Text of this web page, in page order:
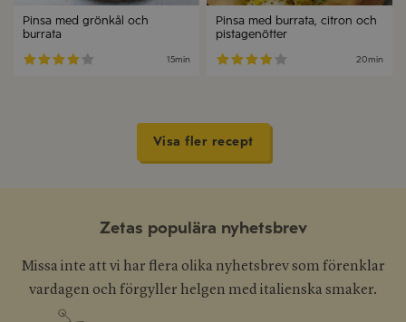
Pinsa med grönkål och
burrata
15min
Pinsa med burrata, citron och
pistagenötter
20min
Visa fler recept
Zetas populära nyhetsbrev
Missa inte att vi har flera olika nyhetsbrev som förenklar
vardagen och förgyller helgen med italienska smaker.